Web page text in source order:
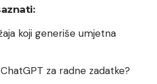
koji generiše umjetna
za radne zadatke?